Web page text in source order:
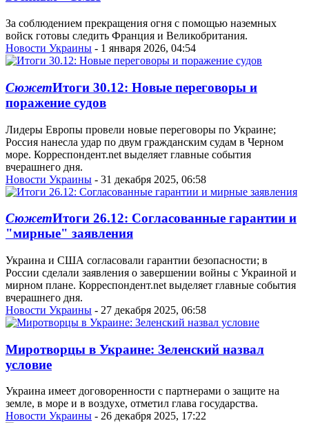
За соблюдением прекращения огня с помощью наземных
войск готовы следить Франция и Великобритания.
Новости Украины - 1 января 2026, 04:54
СюжетИтоги 30.12: Новые переговоры и
поражение судов
Лидеры Европы провели новые переговоры по Украине;
Россия нанесла удар по двум гражданским судам в Черном
море. Корреспондент.net выделяет главные события
вчерашнего дня.
Новости Украины - 31 декабря 2025, 06:58
СюжетИтоги 26.12: Согласованные гарантии и
"мирные" заявления
Украина и США согласовали гарантии безопасности; в
России сделали заявления о завершении войны с Украиной и
мирном плане. Корреспондент.net выделяет главные события
вчерашнего дня.
Новости Украины - 27 декабря 2025, 06:58
Миротворцы в Украине: Зеленский назвал
условие
Украина имеет договоренности с партнерами о защите на
земле, в море и в воздухе, отметил глава государства.
Новости Украины - 26 декабря 2025, 17:22